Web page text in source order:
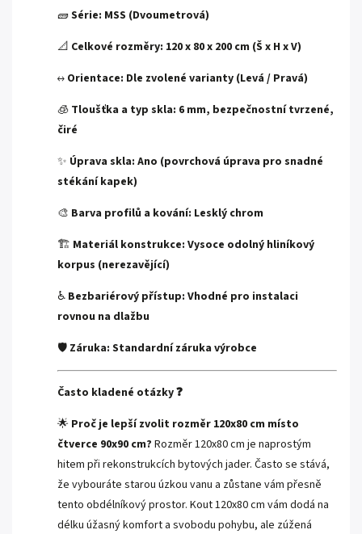
🧱Série: MSS (Dvoumetrová)
📐 Celkové rozměry: 120 x 80 x 200 cm (Š x H x V)
↔️ Orientace: Dle zvolené varianty (Levá / Pravá)
🧊 Tloušťka a typ skla: 6 mm, bezpečnostní tvrzené,
čiré
✨ Úprava skla: Ano (povrchová úprava pro snadné
stékání kapek)
🎨 Barva profilů a kování: Lesklý chrom
🏗️ Materiál konstrukce: Vysoce odolný hliníkový
korpus (nerezavějící)
♿ Bezbariérový přístup: Vhodné pro instalaci
rovnou na dlažbu
🛡️ Záruka: Standardní záruka výrobce
Často kladené otázky ❓
🌟 Proč je lepší zvolit rozměr 120x80 cm místo
čtverce 90x90 cm? Rozměr 120x80 cm je naprostým
hitem při rekonstrukcích bytových jader. Často se stává,
že vybouráte starou úzkou vanu a zůstane vám přesně
tento obdélníkový prostor. Kout 120x80 cm vám dodá na
délku úžasný komfort a svobodu pohybu, ale zúžená